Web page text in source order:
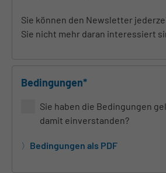
Sie können den Newsletter
Sie nicht mehr daran interessiert
Bedingungen*
Sie haben die Bedingungen
damit einverstanden?
Bedingungen als PDF